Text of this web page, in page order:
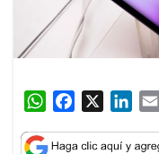
W
a
c
n